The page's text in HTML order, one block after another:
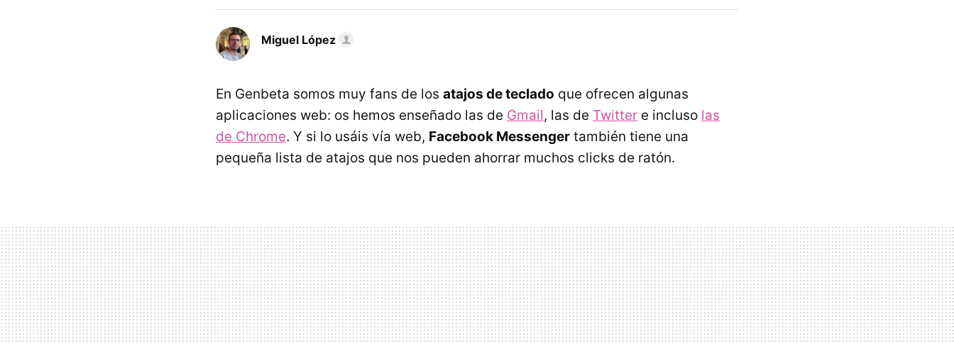
Miguel López
En Genbeta somos muy fans de los atajos de teclado que ofrecen algunas
aplicaciones web: os hemos enseñado las de Gmail, las de Twitter e incluso las
de Chrome. Y si lo usáis vía web, Facebook Messenger también tiene una
pequeña lista de atajos que nos pueden ahorrar muchos clicks de ratón.